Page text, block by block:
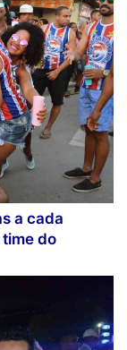
a cada
do